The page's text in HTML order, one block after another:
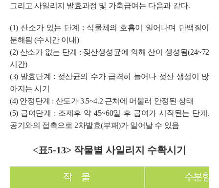
그리고 사일리지 발효과정 및 가축급여는 다음과 같다.
(1) 산소가 있는 단계 : 식물체의 호흡이 일어나며 단백질이
분해됨 (수시간 이내)
(2) 산소가 없는 단계 : 젖산생성균에 의해 산이 생성됨(24~72
시간)
(3) 발효단계 : 젖산균의 수가 급격히 늘어나 젖산 생성이 많
아지는 시기
(4) 안정단계 : 산도가 3.5~4.2 근처에 머물러 안정된 상태
(5) 급여단계 : 조제후 약 45~60일 후 급여가 시작된는 단계.
공기와의 접촉으로 2차발효(부패)가 일어날 수 있음
<표5-13> 작물별 사일리지 수확시기